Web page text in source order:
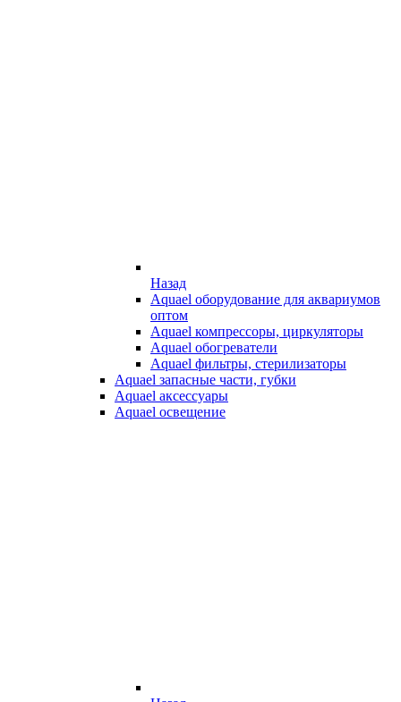
Назад
Aquael оборудование для аквариумов
оптом
Aquael компрессоры, циркуляторы
Aquael обогреватели
Aquael фильтры, стерилизаторы
Aquael запасные части, губки
Aquael аксессуары
Aquael освещение